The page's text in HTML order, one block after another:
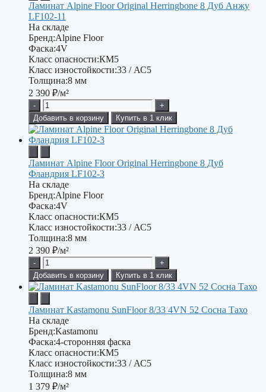
Ламинат Alpine Floor Original Herringbone 8 Дуб Анжу
LF102-11
На складе
Бренд:Alpine Floor
Фаска:4V
Класс опасности:КМ5
Класс изностойкости:33 / АС5
Толщина:8 мм
2 390 ₽/м²
-
+
Добавить в корзину
Купить в 1 клик
Ламинат Alpine Floor Original Herringbone 8 Дуб
Фландрия LF102-3
На складе
Бренд:Alpine Floor
Фаска:4V
Класс опасности:КМ5
Класс изностойкости:33 / АС5
Толщина:8 мм
2 390 ₽/м²
-
+
Добавить в корзину
Купить в 1 клик
Ламинат Kastamonu SunFloor 8/33 4VN 52 Сосна Тахо
На складе
Бренд:Kastamonu
Фаска:4-сторонняя фаска
Класс опасности:КМ5
Класс изностойкости:33 / АС5
Толщина:8 мм
1 379 ₽/м²